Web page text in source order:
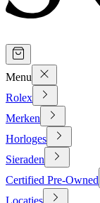
Menu
Rolex
Merken
Horloges
Sieraden
Certified Pre-Owned
Locaties